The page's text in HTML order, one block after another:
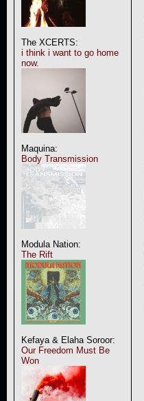
The XCERTS:
i think i want to go home
now.
Maquina:
Body Transmission
Modula Nation:
The Rift
Kefaya & Elaha Soroor:
Our Freedom Must Be
Won